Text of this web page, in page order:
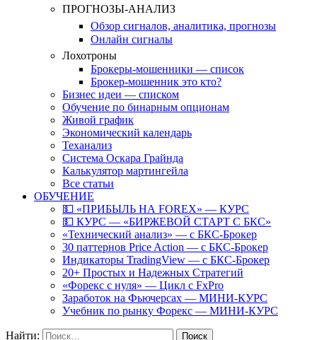
ПРОГНОЗЫ-АНАЛИЗ
Обзор сигналов, аналитика, прогнозы
Онлайн сигналы
Лохотроны
Брокеры-мошенники — список
Брокер-мошенник это кто?
Бизнес идеи — списком
Обучение по бинарным опционам
Живой график
Экономический календарь
Теханализ
Система Оскара Грайнда
Калькулятор мартингейла
Все статьи
ОБУЧЕНИЕ
💵 «ПРИБЫЛЬ НА FOREX» — КУРС
💵 КУРС — «БИРЖЕВОЙ СТАРТ С БКС»
«Технический анализ» — с БКС-Брокер
30 паттернов Price Action — с БКС-Брокер
Индикаторы TradingView — с БКС-Брокер
20+ Простых и Надежных Стратегий
«Форекс с нуля» — Цикл с FxPro
Заработок на Фьючерсах — МИНИ-КУРС
Учебник по рынку Форекс — МИНИ-КУРС
Найти: